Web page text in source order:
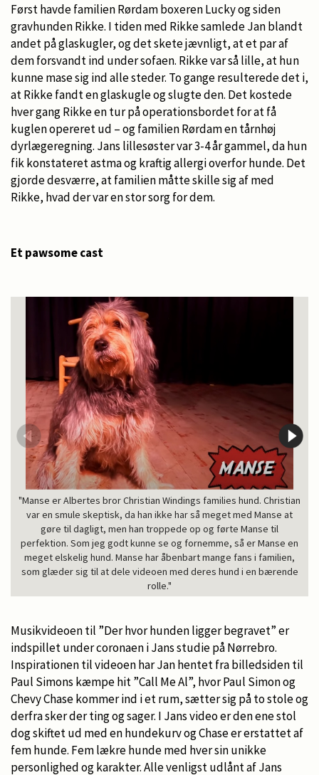
Først havde familien Rørdam boxeren Lucky og siden
gravhunden Rikke. I tiden med Rikke samlede Jan blandt
andet på glaskugler, og det skete jævnligt, at et par af
dem forsvandt ind under sofaen. Rikke var så lille, at hun
kunne mase sig ind alle steder. To gange resulterede det i,
at Rikke fandt en glaskugle og slugte den. Det kostede
hver gang Rikke en tur på operationsbordet for at få
kuglen opereret ud – og familien Rørdam en tårnhøj
dyrlægeregning. Jans lillesøster var 3-4 år gammel, da hun
fik konstateret astma og kraftig allergi overfor hunde. Det
gjorde desværre, at familien måtte skille sig af med
Rikke, hvad der var en stor sorg for dem.
Et pawsome cast
"Manse er Albertes bror Christian Windings families hund. Christian
var en smule skeptisk, da han ikke har så meget med Manse at
gøre til dagligt, men han troppede op og førte Manse til
perfektion. Som jeg godt kunne se og fornemme, så er Manse en
meget elskelig hund. Manse har åbenbart mange fans i familien,
som glæder sig til at dele videoen med deres hund i en bærende
rolle."
Musikvideoen til ”Der hvor hunden ligger begravet” er
indspillet under coronaen i Jans studie på Nørrebro.
Inspirationen til videoen har Jan hentet fra billedsiden til
Paul Simons kæmpe hit ”Call Me Al”, hvor Paul Simon og
Chevy Chase kommer ind i et rum, sætter sig på to stole og
derfra sker der ting og sager. I Jans video er den ene stol
dog skiftet ud med en hundekurv og Chase er erstattet af
fem hunde. Fem lækre hunde med hver sin unikke
personlighed og karakter. Alle venligst udlånt af Jans